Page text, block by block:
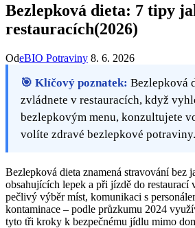
Bezlepková dieta: 7 tipy
restauracích(2026)
OdeBIO Potraviny 8. 6. 2026
🎯 Klíčový poznatek: Bezlepková
zvládnete v restauracích, když
bezlepkovým menu, konzultujete
volíte zdravé bezlepkové potraviny.
Bezlepková dieta znamená stravování bez
obsahujících lepek a při jízdě do restaurací
pečlivý výběr míst, komunikaci s
kontaminace – podle průzkumu 2024
tyto tři kroky k bezpečnému jídlu mimo